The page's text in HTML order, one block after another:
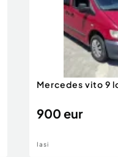
Mercedes vito 9
900 eur
Iasi